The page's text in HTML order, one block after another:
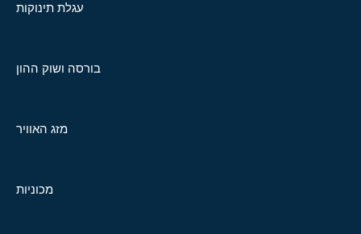
עגלת תינוקות
בורסה ושוק ההון
מזג האוויר
מכוניות